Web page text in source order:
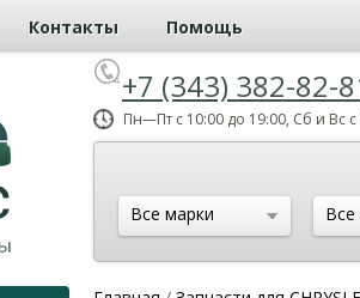
Контакты Помощь
+7 (343) 382-82-
Пн—Пт с 10:00 до 19:00, Сб и Вс
Все марки